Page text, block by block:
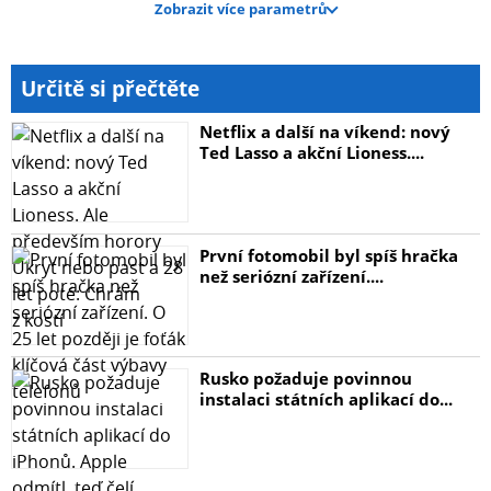
této vlastnosti můžete ovlivňovat tloušťku čáry
stínování. Navíc můžete pero snadno přichytit
magneticky na bok vašeho iPadu, takže ho budete mít
vždy po ruce.
Kompatibilita: tablety Apple iPad vyrobené v roce 2018
nebo novější.
Parametry:
- Materiál: hliník
- Upravený povrch
- Přesnost práce
- Integrovaná 130mAh baterie s výdrží 7 hodin
Zobrazit více parametrů
Určitě si přečtěte
Netflix a další na víkend: nový
Ted Lasso a akční Lioness....
První fotomobil byl spíš hračka
než seriózní zařízení....
Rusko požaduje povinnou
instalaci státních aplikací do...